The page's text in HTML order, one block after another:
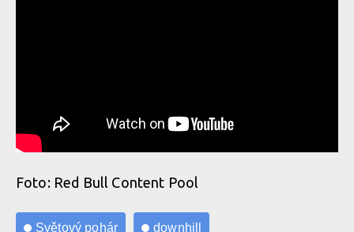
Foto: Red Bull Content Pool
Světový pohár downhill